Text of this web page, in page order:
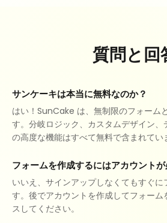
質問と回
サンケーキは本当に無料なのか？
はい！SunCake は、無制限のフォーム
す。分岐ロジック、カスタムデザイン
の高度な機能はすべて無料で含まれてい
フォームを作成するにはアカウント
いいえ、サインアップしなくてもすぐに
す。後でアカウントを作成してフォー
スしてください。